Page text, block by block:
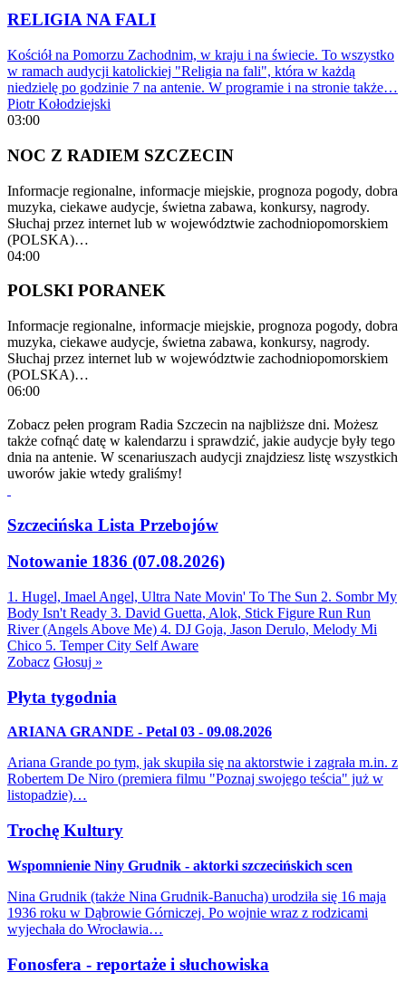
RELIGIA NA FALI
Kościół na Pomorzu Zachodnim, w kraju i na świecie. To wszystko
w ramach audycji katolickiej "Religia na fali", która w każdą
niedzielę po godzinie 7 na antenie. W programie i na stronie także…
Piotr Kołodziejski
03:00
NOC Z RADIEM SZCZECIN
Informacje regionalne, informacje miejskie, prognoza pogody, dobra
muzyka, ciekawe audycje, świetna zabawa, konkursy, nagrody.
Słuchaj przez internet lub w województwie zachodniopomorskiem
(POLSKA)…
04:00
POLSKI PORANEK
Informacje regionalne, informacje miejskie, prognoza pogody, dobra
muzyka, ciekawe audycje, świetna zabawa, konkursy, nagrody.
Słuchaj przez internet lub w województwie zachodniopomorskiem
(POLSKA)…
06:00
Zobacz pełen program Radia Szczecin na najbliższe dni. Możesz
także cofnąć datę w kalendarzu i sprawdzić, jakie audycje były tego
dnia na antenie. W scenariuszach audycji znajdziesz listę wszystkich
uworów jakie wtedy graliśmy!
Szczecińska Lista Przebojów
Notowanie 1836 (07.08.2026)
1. Hugel, Imael Angel, Ultra Nate Movin' To The Sun 2. Sombr My
Body Isn't Ready 3. David Guetta, Alok, Stick Figure Run Run
River (Angels Above Me) 4. DJ Goja, Jason Derulo, Melody Mi
Chico 5. Temper City Self Aware
Zobacz Głosuj »
Płyta tygodnia
ARIANA GRANDE - Petal 03 - 09.08.2026
Ariana Grande po tym, jak skupiła się na aktorstwie i zagrała m.in. z
Robertem De Niro (premiera filmu "Poznaj swojego teścia" już w
listopadzie)…
Trochę Kultury
Wspomnienie Niny Grudnik - aktorki szczecińskich scen
Nina Grudnik (także Nina Grudnik-Banucha) urodziła się 16 maja
1936 roku w Dąbrowie Górniczej. Po wojnie wraz z rodzicami
wyjechała do Wrocławia…
Fonosfera - reportaże i słuchowiska